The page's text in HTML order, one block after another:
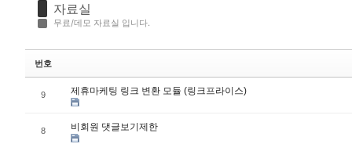
자료실
무료/데모 자료실 입니다.
번호
9 제휴마케팅 링크 변환 모듈 (링크프라이스)
8 비회원 댓글보기제한